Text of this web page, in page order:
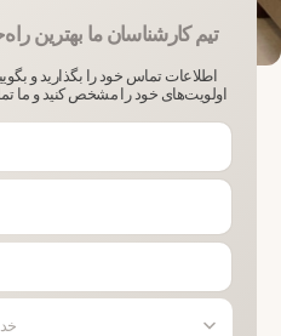
تیم کارشناسان ما بهترین
اطلاعات تماس خود را بگذارید و
اولویت‌های خود را مشخص کنید و ما